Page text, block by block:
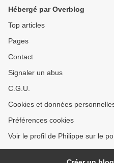
Hébergé par Overblog
Top articles
Pages
Contact
Signaler un abus
C.G.U.
Cookies et données
Préférences cookies
Voir le profil de Philippe sur le